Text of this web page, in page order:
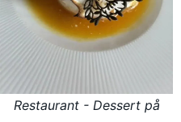
Restaurant - Dessert på